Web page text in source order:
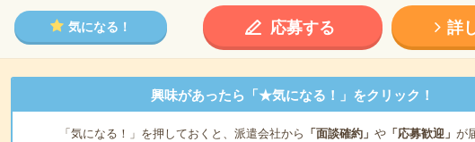
気になる！ 応募する 詳
興味があったら「★気になる！」をクリック！
「気になる！」を押しておくと、派遣会社から 「面談確約」 や「応募歓迎」 が